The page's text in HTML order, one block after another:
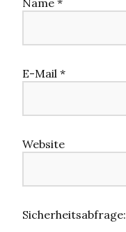
Name *
E-Mail *
Website
Sicherheitsabfrage: